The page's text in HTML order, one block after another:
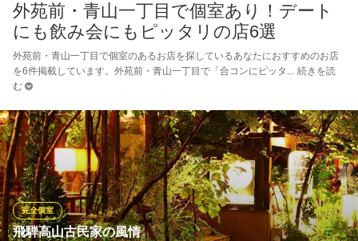
外苑前・青山一丁目で個室あり！デート
にも飲み会にもピッタリの店6選
外苑前・青山一丁目で個室のあるお店を探しているあなたにおすすめのお店
を6件掲載しています。外苑前・青山一丁目で「合コンにピッタ
続きを読
む
飛騨高山古民家の風情
完全個室